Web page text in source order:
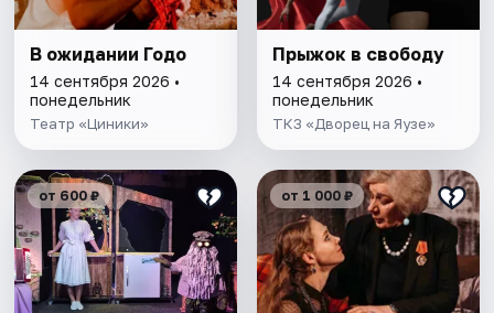
В ожидании Годо
14 сентября 2026 •
понедельник
Театр «Циники»
Прыжок в свободу
14 сентября 2026 •
понедельник
ТКЗ «Дворец на Яузе»
от 600 ₽ от 1 000 ₽